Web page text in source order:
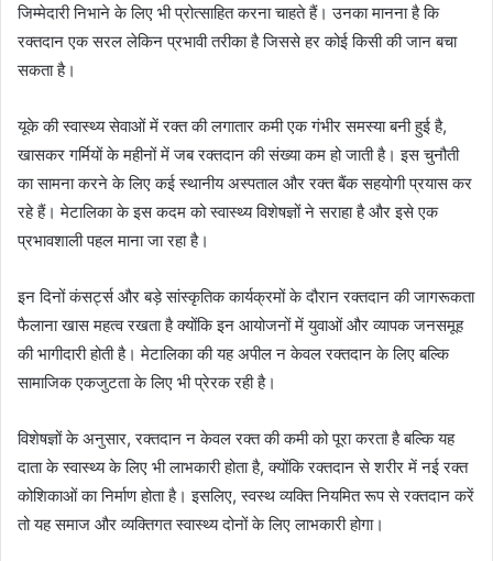
जिम्मेदारी निभाने के लिए भी प्रोत्साहित करना चाहते हैं। उनका मानना है कि
रक्तदान एक सरल लेकिन प्रभावी तरीका है जिससे हर कोई किसी की जान बचा
सकता है।
यूके की स्वास्थ्य सेवाओं में रक्त की लगातार कमी एक गंभीर समस्या बनी हुई है,
खासकर गर्मियों के महीनों में जब रक्तदान की संख्या कम हो जाती है। इस चुनौती
का सामना करने के लिए कई स्थानीय अस्पताल और रक्त बैंक सहयोगी प्रयास कर
रहे हैं। मेटालिका के इस कदम को स्वास्थ्य विशेषज्ञों ने सराहा है और इसे एक
प्रभावशाली पहल माना जा रहा है।
इन दिनों कंसर्ट्स और बड़े सांस्कृतिक कार्यक्रमों के दौरान रक्तदान की जागरूकता
फैलाना खास महत्व रखता है क्योंकि इन आयोजनों में युवाओं और व्यापक जनसमूह
की भागीदारी होती है। मेटालिका की यह अपील न केवल रक्तदान के लिए बल्कि
सामाजिक एकजुटता के लिए भी प्रेरक रही है।
विशेषज्ञों के अनुसार, रक्तदान न केवल रक्त की कमी को पूरा करता है बल्कि यह
दाता के स्वास्थ्य के लिए भी लाभकारी होता है, क्योंकि रक्तदान से शरीर में नई रक्त
कोशिकाओं का निर्माण होता है। इसलिए, स्वस्थ व्यक्ति नियमित रूप से रक्तदान करें
तो यह समाज और व्यक्तिगत स्वास्थ्य दोनों के लिए लाभकारी होगा।